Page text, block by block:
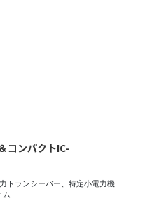
コンパクトIC-
トランシーバー、特定小電力機
ム